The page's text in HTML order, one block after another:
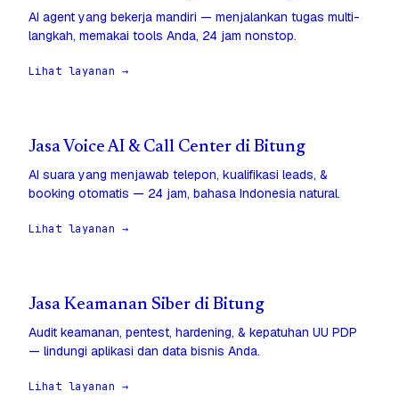
AI agent yang bekerja mandiri — menjalankan tugas multi-
langkah, memakai tools Anda, 24 jam nonstop.
Lihat layanan →
Jasa Voice AI & Call Center di Bitung
AI suara yang menjawab telepon, kualifikasi leads, &
booking otomatis — 24 jam, bahasa Indonesia natural.
Lihat layanan →
Jasa Keamanan Siber di Bitung
Audit keamanan, pentest, hardening, & kepatuhan UU PDP
— lindungi aplikasi dan data bisnis Anda.
Lihat layanan →